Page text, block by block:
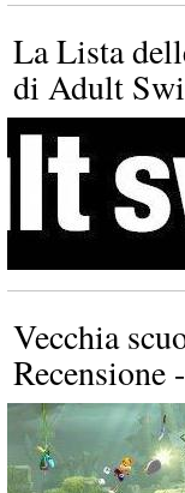
La Lista
di Adult
Vecchia
Recensione